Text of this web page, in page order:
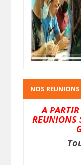
NOS
A
REUNIONS